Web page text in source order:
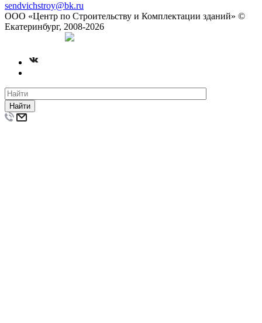
sendvichstroy@bk.ru
ООО «Центр по Строительству и Комплектации зданий» ©
Екатеринбург, 2008-2026
Найти